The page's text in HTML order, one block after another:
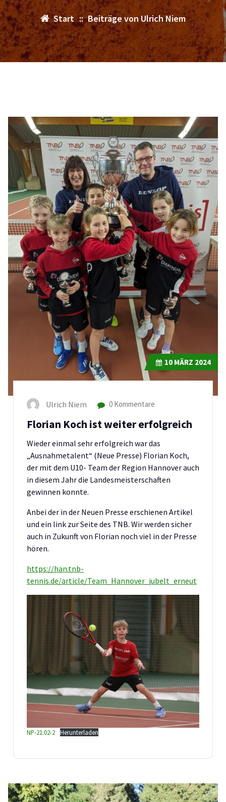
Start :: Beiträge von Ulrich Niem
10 MÄRZ 2024
Ulrich Niem 0 Kommentare
Florian Koch ist weiter erfolgreich
Wieder einmal sehr erfolgreich war das
„Ausnahmetalent“ (Neue Presse) Florian Koch,
der mit dem U10- Team der Region Hannover auch
in diesem Jahr die Landesmeisterschaften
gewinnen konnte.
Anbei der in der Neuen Presse erschienen Artikel
und ein link zur Seite des TNB. Wir werden sicher
auch in Zukunft von Florian noch viel in der Presse
hören.
https://han.tnb-
tennis.de/article/Team_Hannover_jubelt_erneut
NP-21.02-2 Herunterladen